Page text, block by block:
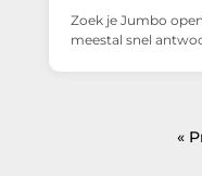
Zoek je Jumbo
meestal snel
«